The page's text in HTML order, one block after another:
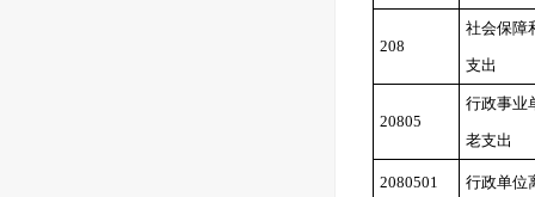
208
社会保障
支出
20805
行政事业
老支出
2080501 行政单位